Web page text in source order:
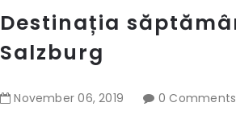
Destinația
Salzburg
November 06,2019 0 Comments